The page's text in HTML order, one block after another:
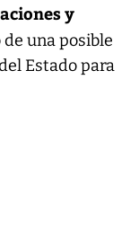
y
una posible
Estado para